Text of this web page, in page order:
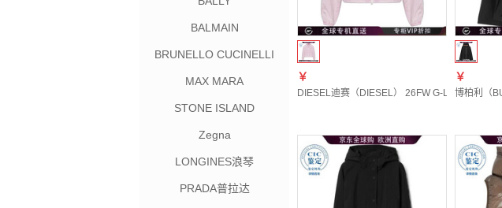
BALMAIN
BRUNELLO CUCINELLI
MAX MARA
STONE ISLAND
Zegna
LONGINES浪琴
PRADA普拉达
￥
DIESEL迪赛（DIESEL） 26FW G-Leamer 拉
￥
博柏利（